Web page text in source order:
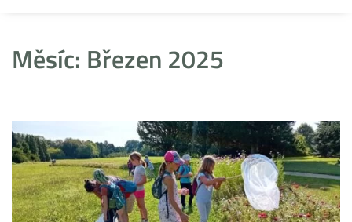
Měsíc: Březen 2025